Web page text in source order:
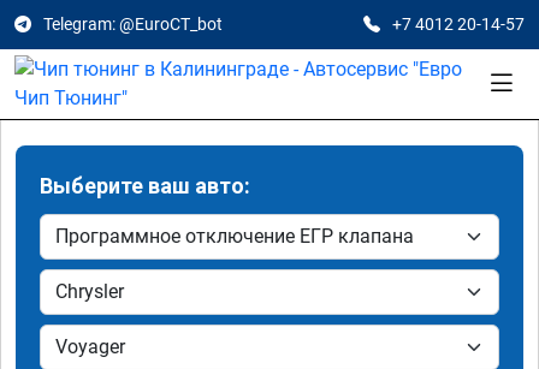
Telegram: @EuroCT_bot +7 4012 20-14-57
Выберите ваш авто: